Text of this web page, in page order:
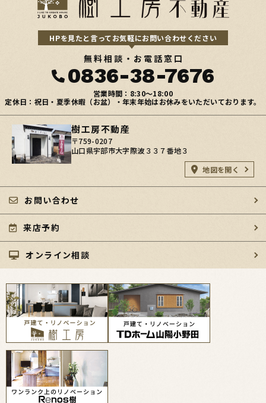
HPを見たと言ってお気軽にお問い合わせください
無料相談・お電話窓口
0836-38-7676
営業時間：8:30〜18:00
定休日：祝日・夏季休暇（お盆）・年末年始はお休みをいただいております。
樹工房不動産
〒759-0207
山口県宇部市大字際波３３７番地３
地図を開く
お問い合わせ
来店予約
オンライン相談